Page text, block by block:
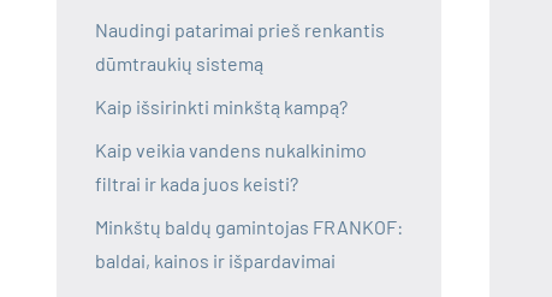
Naudingi patarimai prieš renkantis
dūmtraukių sistemą
Kaip išsirinkti minkštą kampą?
Kaip veikia vandens nukalkinimo
filtrai ir kada juos keisti?
Minkštų baldų gamintojas FRANKOF:
baldai, kainos ir išpardavimai